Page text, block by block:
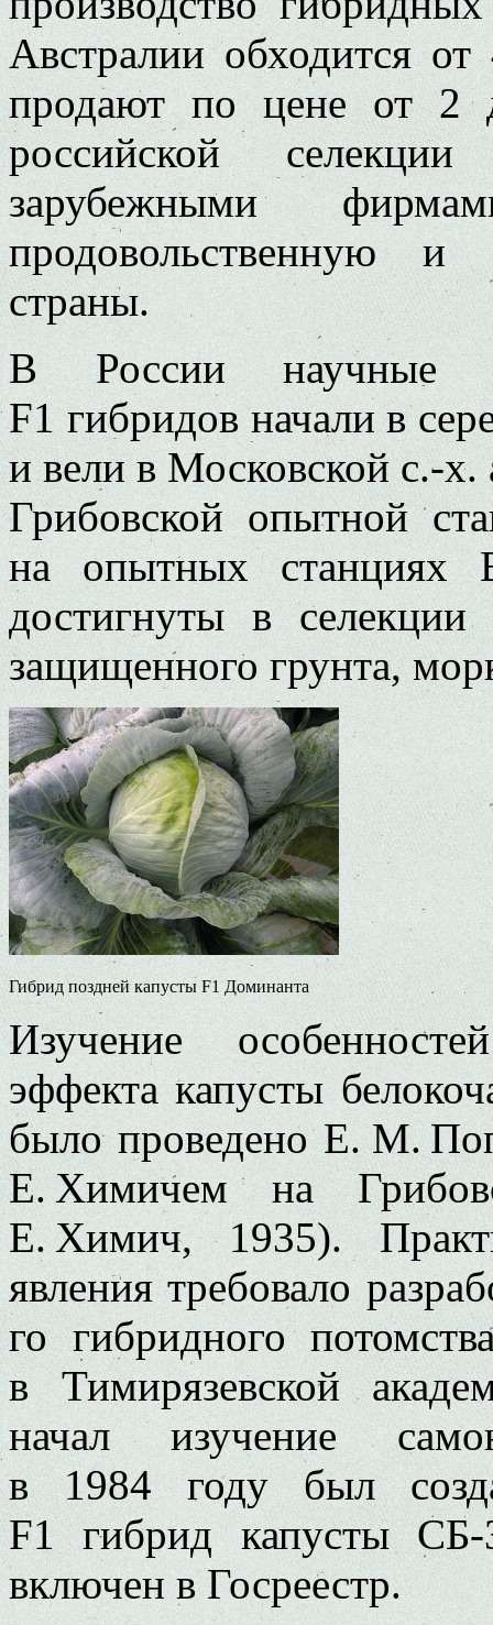
Австралии обходится
продают по цене от 2
российской
зарубежными
продовольственную и
страны.
В России научные
F1 гибридов начали в
и вели в Московской с.-
Грибовской опытной
на опытных станциях
достигнуты в
защищенного грунта,
Гибрид поздней капусты F1 Доминанта
Изучение
эффекта капусты
было проведено Е. М.
Е. Химичем на
Е. Химич, 1935).
явления требовало
го гибридного
в Тимирязевской
начал изучение
в 1984 году был
F1 гибрид капусты
включен в Госреестр.